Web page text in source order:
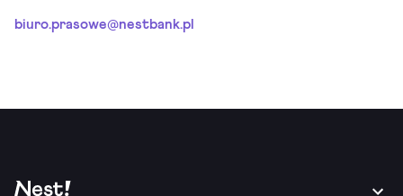
biuro.prasowe@nestbank.pl